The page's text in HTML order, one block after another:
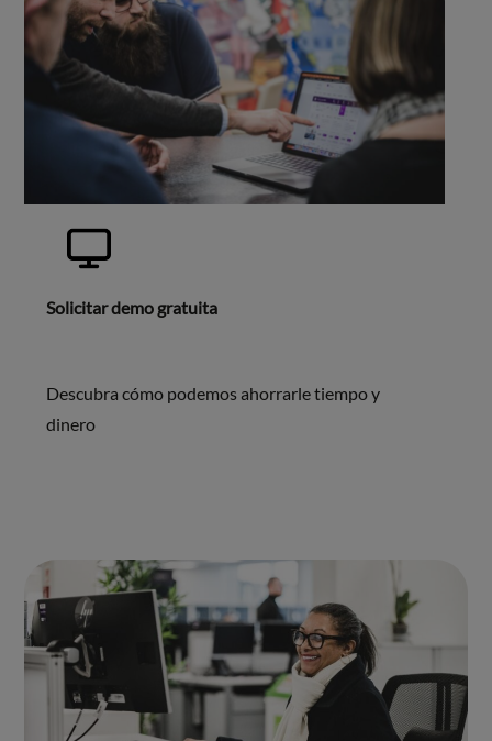
Solicitar demo gratuita
Descubra cómo podemos ahorrarle tiempo y
dinero